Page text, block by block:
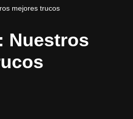
mejores trucos
Nuestros